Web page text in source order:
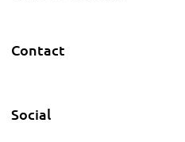
Contact
Social